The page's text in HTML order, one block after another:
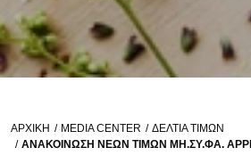
ΑΡΧΙΚΉ MEDIA CENTER
ΔΕΛΤΊΑ ΤΙΜΏΝ
ΑΝΑΚΟΊΝΩΣΗ ΝΈΩΝ ΤΙΜΏΝ ΜΗ.ΣΥ.ΦΑ.